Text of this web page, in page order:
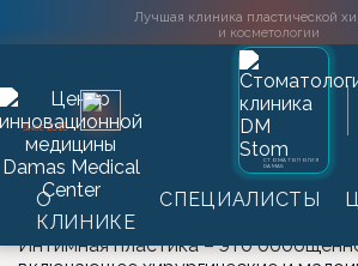
Лучшая клиника пластической
и косметологии
SINCE2016
СТОМАТОЛОГИЯ
DAMAS
О
КЛИНИКЕ
СПЕЦИАЛИСТЫ
Главная →Услуги Интимная пластика
Интимная
Интимная пластика – это